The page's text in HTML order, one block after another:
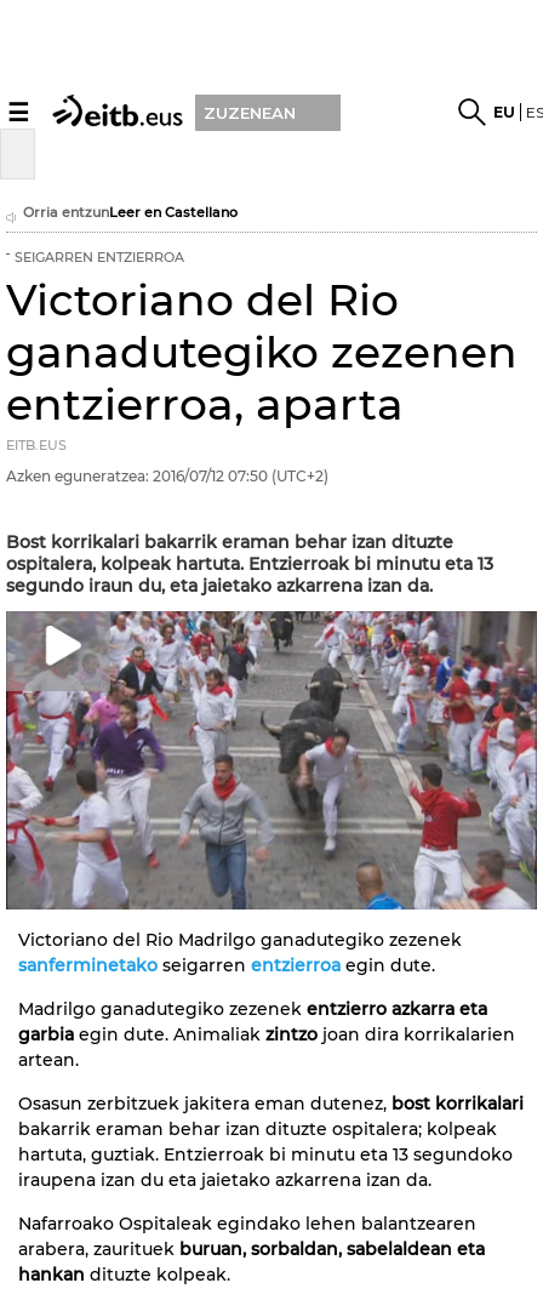
☰ ZUZENEAN EU
Orria entzunLeer en Castellano
SEIGARREN ENTZIERROA
Victoriano del Rio
ganadutegiko zezenen
entzierroa, aparta
EITB.EUS
Azken eguneratzea: 2016/07/12 07:50 (UTC+2)
Bost korrikalari bakarrik eraman behar izan dituzte
ospitalera, kolpeak hartuta. Entzierroak bi minutu eta 13
segundo iraun du, eta jaietako azkarrena izan da.
Victoriano del Rio Madrilgo ganadutegiko zezenek
sanferminetako seigarren entzierroa egin dute.
Madrilgo ganadutegiko zezenek entzierro azkarra eta
garbia egin dute. Animaliak zintzo joan dira korrikalarien
artean.
Osasun zerbitzuek jakitera eman dutenez, bost korrikalari
bakarrik eraman behar izan dituzte ospitalera; kolpeak
hartuta, guztiak. Entzierroak bi minutu eta 13 segundoko
iraupena izan du eta jaietako azkarrena izan da.
Nafarroako Ospitaleak egindako lehen balantzearen
arabera, zaurituek buruan, sorbaldan, sabelaldean eta
hankan dituzte kolpeak.